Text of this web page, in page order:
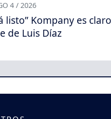
4 / 2026
listo” Kompany es
de Luis Díaz